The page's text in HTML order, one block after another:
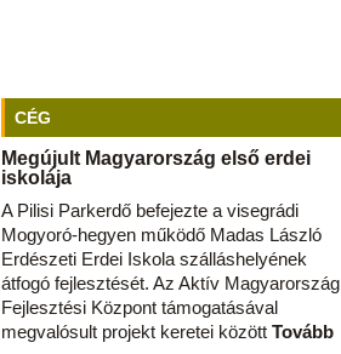
CÉG
Megújult Magyarország első erdei
iskolája
A Pilisi Parkerdő befejezte a visegrádi
Mogyoró-hegyen működő Madas László
Erdészeti Erdei Iskola szálláshelyének
átfogó fejlesztését. Az Aktív Magyarország
Fejlesztési Központ támogatásával
megvalósult projekt keretei között Tovább